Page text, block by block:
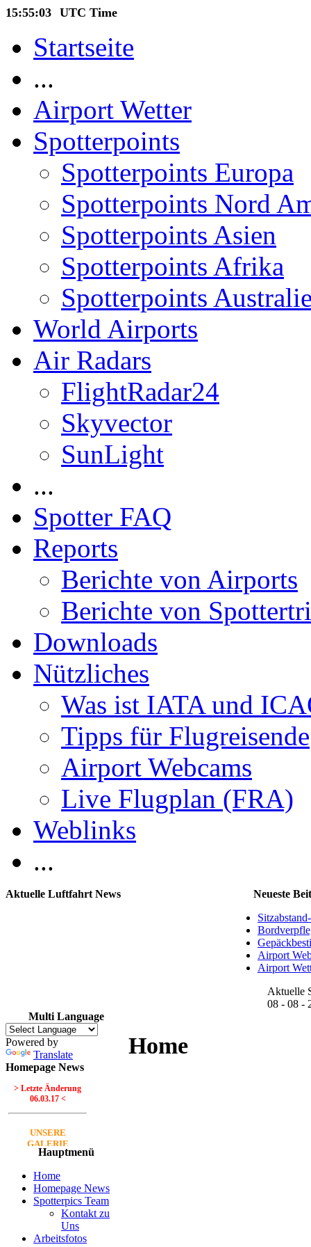
15:55:03 UTC Time
Startseite
...
Airport Wetter
Spotterpoints
Spotterpoints Europa
Spotterpoints Nord
Spotterpoints Asien
Spotterpoints Afrika
Spotterpoints
World Airports
Air Radars
FlightRadar24
Skyvector
SunLight
...
Spotter FAQ
Reports
Berichte von Airports
Berichte von
Downloads
Nützliches
Was ist IATA und
Tipps für Flugreisende
Airport Webcams
Live Flugplan (FRA)
Weblinks
...
Aktuelle Luftfahrt News
Neueste
Airport
Airport
Aktuelle
08 - 08 -
Multi Language
Powered by
Translate
Homepage News
> Letzte Änderung
06.03.17 <
UNSERE
GALERIE
>Bilder von Franz<
Neue Bilder Online!
>Bilder von Elfriede<
> Letzte Änderung
Hauptmenü
Home
Homepage News
Spotterpics Team
Kontakt zu
Uns
Arbeitsfotos
Home